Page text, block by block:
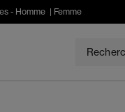
- Homme| Femme